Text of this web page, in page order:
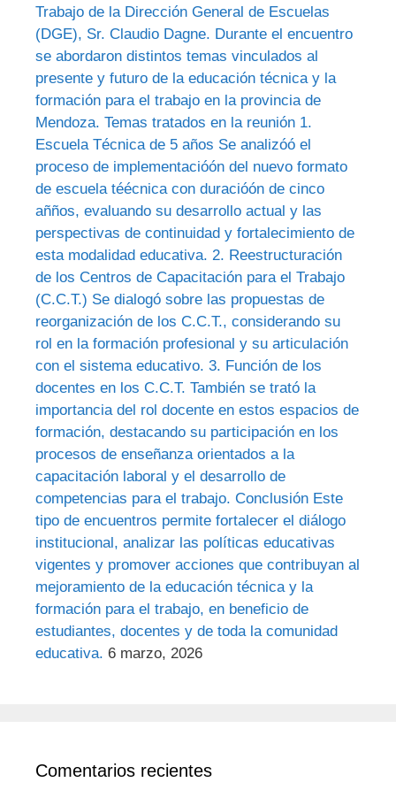
Trabajo de la Dirección General de Escuelas
(DGE), Sr. Claudio Dagne. Durante el encuentro
se abordaron distintos temas vinculados al
presente y futuro de la educación técnica y la
formación para el trabajo en la provincia de
Mendoza. Temas tratados en la reunión 1.
Escuela Técnica de 5 años Se analizóó el
proceso de implementacióón del nuevo formato
de escuela téécnica con duracióón de cinco
añños, evaluando su desarrollo actual y las
perspectivas de continuidad y fortalecimiento de
esta modalidad educativa. 2. Reestructuración
de los Centros de Capacitación para el Trabajo
(C.C.T.) Se dialogó sobre las propuestas de
reorganización de los C.C.T., considerando su
rol en la formación profesional y su articulación
con el sistema educativo. 3. Función de los
docentes en los C.C.T. También se trató la
importancia del rol docente en estos espacios de
formación, destacando su participación en los
procesos de enseñanza orientados a la
capacitación laboral y el desarrollo de
competencias para el trabajo. Conclusión Este
tipo de encuentros permite fortalecer el diálogo
institucional, analizar las políticas educativas
vigentes y promover acciones que contribuyan al
mejoramiento de la educación técnica y la
formación para el trabajo, en beneficio de
estudiantes, docentes y de toda la comunidad
educativa. 6 marzo, 2026
Comentarios recientes